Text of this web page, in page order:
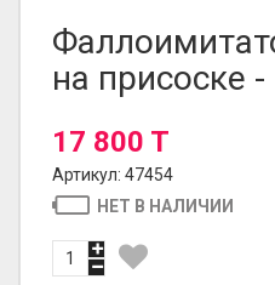
на присоске
17 800 T
Артикул: 47454
НЕТ В НАЛИЧИИ